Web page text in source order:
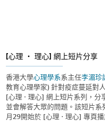
[心理 ・ 理心] 網上短片分享
香港大學心理學系系主任李湄珍
教育心理學家) 針對疫症蔓延對
[心理 · 理心] 網上短片系列，分
並會解答大眾的問題。該短片
月29開始於 [心理 · 理心] 專頁播